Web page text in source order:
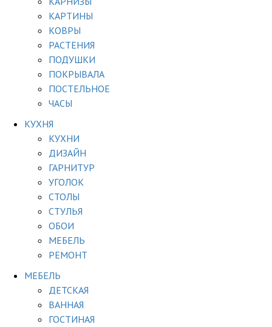
КАРТИНЫ
КОВРЫ
РАСТЕНИЯ
ПОДУШКИ
ПОКРЫВАЛА
ПОСТЕЛЬНОЕ
ЧАСЫ
КУХНЯ
КУХНИ
ДИЗАЙН
ГАРНИТУР
УГОЛОК
СТОЛЫ
СТУЛЬЯ
ОБОИ
МЕБЕЛЬ
РЕМОНТ
МЕБЕЛЬ
ДЕТСКАЯ
ВАННАЯ
ГОСТИНАЯ